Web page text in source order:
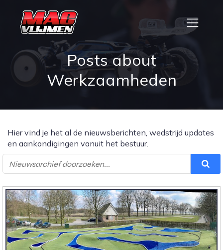
Posts about
Werkzaamheden
Hier vind je het al de nieuwsberichten, wedstrijd updates
en aankondigingen vanuit het bestuur.